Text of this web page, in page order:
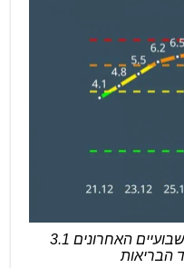
היסטוריית הציון בגני תקווה בשבועיים האחרונים 3.1
הבריאות